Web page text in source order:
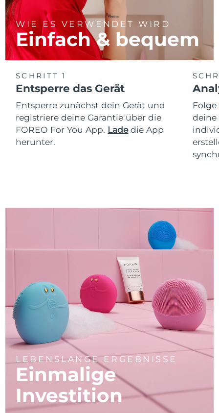
WIE ES VERWENDET WIRD
Einfach & bequem
SCHRITT 1
Entsperre das Gerät
Entsperre zunächst dein Gerät und
registriere deine Garantie über die
FOREO For You App. Ladedie App
herunter.
deine
LEBENSLANGE ERGEBNISSE
Einmalige
Investition